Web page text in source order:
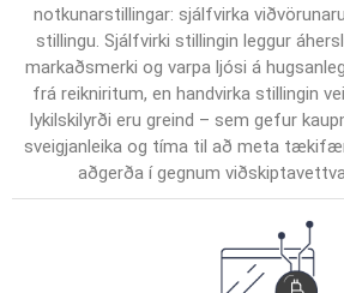
notkunarstillingar: sjálfvirka
stillingu. Sjálfvirki stillingin leggur
markaðsmerki og varpa ljósi á
frá reikniritum, en handvirka stillingin
lykilskilyrði eru greind – sem gefur
sveigjanleika og tíma til að meta
aðgerða í gegnum